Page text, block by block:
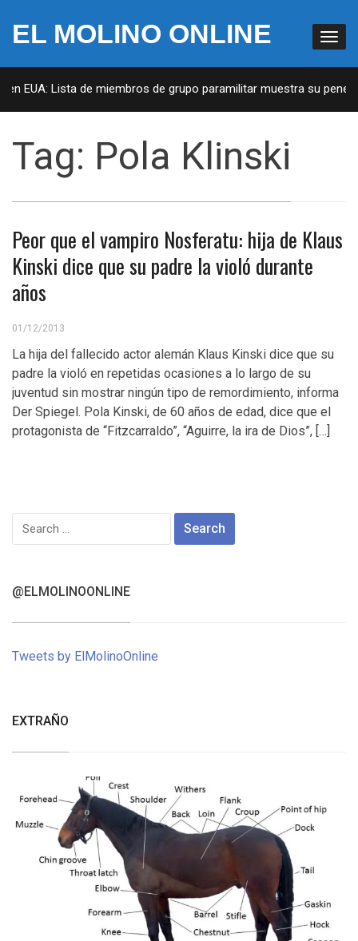
EL MOLINO ONLINE
EUA: Lista de miembros de grupo paramilitar muestra su
Tag: Pola Klinski
Peor que el vampiro Nosferatu: hija de Klaus
Kinski dice que su padre la violó durante
años
01/12/2013
La hija del fallecido actor alemán Klaus Kinski dice que su
padre la violó en repetidas ocasiones a lo largo de su
juventud sin mostrar ningún tipo de remordimiento, informa
Der Spiegel. Pola Kinski, de 60 años de edad, dice que el
protagonista de “Fitzcarraldo”, “Aguirre, la ira de Dios”, […]
Search
for:
@ELMOLINOONLINE
Tweets by ElMolinoOnline
EXTRAÑO